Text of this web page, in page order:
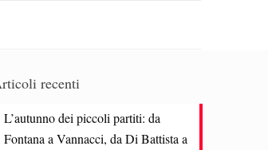
recenti
L’autunno dei piccoli partiti: da
Fontana a Vannacci, da Di Battista a